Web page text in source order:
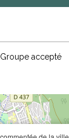
Groupe accepté